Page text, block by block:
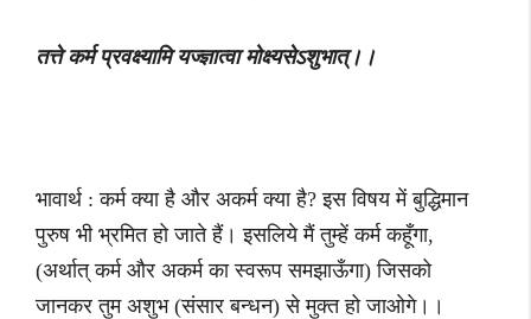
तत्ते कर्म प्रवक्ष्यामि यज्ज्ञात्वा मोक्ष्यसेऽशुभात्।।
भावार्थ : कर्म क्या है और अकर्म क्या है? इस विषय में बुद्धिमान
पुरुष भी भ्रमित हो जाते हैं। इसलिये मैं तुम्हें कर्म कहूँगा,
(अर्थात् कर्म और अकर्म का स्वरूप समझाऊँगा) जिसको
जानकर तुम अशुभ (संसार बन्धन) से मुक्त हो जाओगे।।